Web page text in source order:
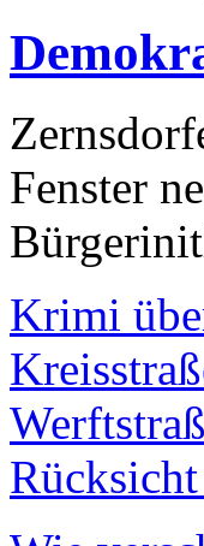
Fenster
Krimi